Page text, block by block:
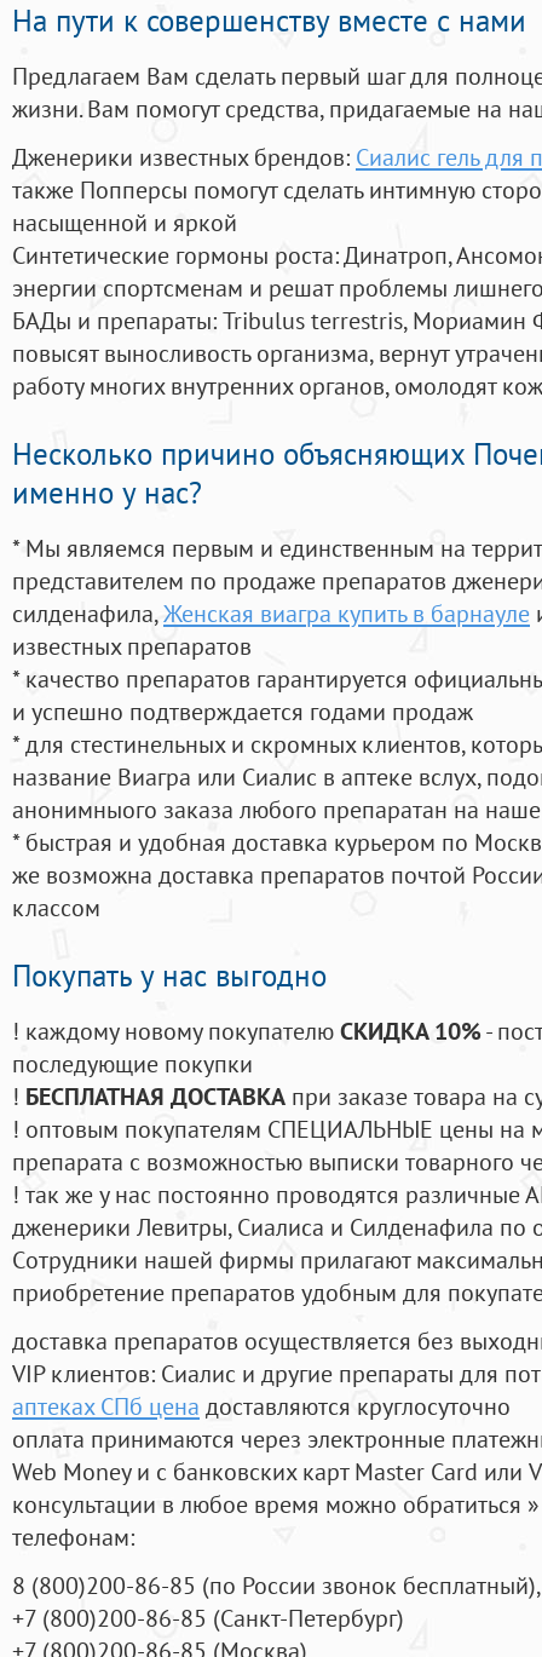
На пути к совершенству вместе с нами
Предлагаем Вам сделать первый шаг для
жизни. Вам помогут средства, придагаемые на
Дженерики известных брендов: Сиалис гель для
также Попперсы помогут сделать интимную
насыщенной и яркой
Синтетические гормоны роста: Динатроп,
энергии спортсменам и решат проблемы
БАДы и препараты:Tribulus terrestris, Мориамин
повысят выносливость организма, вернут
работу многих внутренних органов, омолодят
Несколько причино объясняющих
именно у нас?
* Мы являемся первым и единственным на
представителем по продаже препаратов
силденафила,Женская виагра купить в барнауле
известных препаратов
* качество препаратов гарантируется
и успешно подтверждается годами продаж
* для стестинельных и скромных клиентов,
название Виагра или Сиалис в аптеке вслух,
анонимныого заказа любого препаратан на
* быстрая и удобная доставка курьером по
же возможна доставка препаратов почтой
классом
Покупать у нас выгодно
! каждому новому покупателюСКИДКА 10%-
последующие покупки
! БЕСПЛАТНАЯ ДОСТАВКА при заказе товара на
! оптовым покупателям СПЕЦИАЛЬНЫЕ цены на
препарата с возможностью выписки товарного
! так же у нас постоянно проводятся
дженерики Левитры, Сиалиса и Силденафила по
Cотрудники нашей фирмы прилагают
приобретение препаратов удобным для
доставка препаратов осуществляется без
VIP клиентов: Сиалис и другие препараты для
аптеках СПб цена доставляются круглосуточно
оплата принимаются через электронные
Web Money и с банковских карт Master Card или
консультации в любое время можно обратиться
телефонам:
8 (800)200-86-85 (по России звонок бесплатный),
+7 (800)200-86-85 (Санкт-Петербург)